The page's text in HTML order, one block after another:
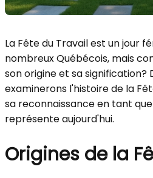
La Fête du Travail est un jour
nombreux Québécois, mais
son origine et sa signification?
examinerons l'histoire de la
sa reconnaissance en tant
représente aujourd'hui.
Origines de la